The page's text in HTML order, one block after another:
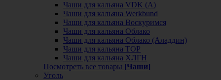
Чаши для кальяна VDK (А)
Чаши для кальяна Werkbund
Чаши для кальяна Воскуримся
Чаши для кальяна Облако
Чаши для кальяна Облако (Аладдин)
Чаши для кальяна ТОР
Чаши для кальяна ХЛГН
Посмотреть все товары [Чаши]
Уголь